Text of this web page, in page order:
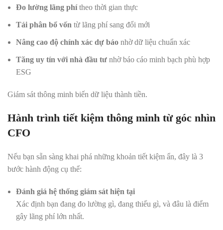
Đo lường lãng phítheo thời gian thực
Tái phân bổ vốn từ lãng phí sang đổi mới
Nâng cao độ chính xác dự báo nhờ dữ liệu chuẩn xác
Tăng uy tín với nhà đầu tư nhờ báo cáo minh bạch phù hợp
ESG
Giám sát thông minh biến dữ liệu thành tiền.
Hành trình tiết kiệm thông minh từ góc nhìn
CFO
Nếu bạn sẵn sàng khai phá những khoản tiết kiệm ẩn, đây là 3
bước hành động cụ thể:
Đánh giá hệ thống giám sát hiện tại
Xác định bạn đang đo lường gì, đang thiếu gì, và đâu là điểm
gây lãng phí lớn nhất.